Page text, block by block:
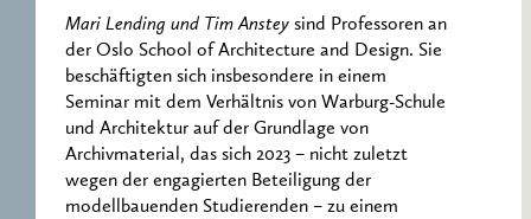
Mari Lending und Tim Anstey sind Professoren an
der Oslo School of Architecture and Design. Sie
beschäftigten sich insbesondere in einem
Seminar mit dem Verhältnis von Warburg-Schule
und Architektur auf der Grundlage von
Archivmaterial, das sich 2023 – nicht zuletzt
wegen der engagierten Beteiligung der
modellbauenden Studierenden – zu einem